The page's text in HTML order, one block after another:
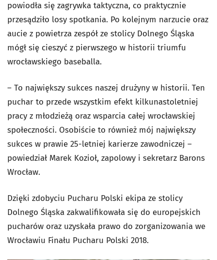
powiodła się zagrywka taktyczna, co praktycznie
przesądziło losy spotkania. Po kolejnym narzucie oraz
aucie z powietrza zespół ze stolicy Dolnego Śląska
mógł się cieszyć z pierwszego w historii triumfu
wrocławskiego baseballa.
– To największy sukces naszej drużyny w historii. Ten
puchar to przede wszystkim efekt kilkunastoletniej
pracy z młodzieżą oraz wsparcia całej wrocławskiej
społeczności. Osobiście to również mój największy
sukces w prawie 25-letniej karierze zawodniczej –
powiedział Marek Kozioł, zapolowy i sekretarz Barons
Wrocław.
Dzięki zdobyciu Pucharu Polski ekipa ze stolicy
Dolnego Śląska zakwalifikowała się do europejskich
pucharów oraz uzyskała prawo do zorganizowania we
Wrocławiu Finału Pucharu Polski 2018.